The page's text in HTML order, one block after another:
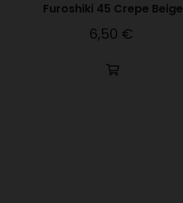
Furoshiki 45 Crepe Beige
Precio
6,50 €